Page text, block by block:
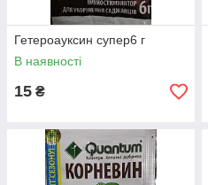
Гетероауксин супер6 г
В наявності
15 ₴